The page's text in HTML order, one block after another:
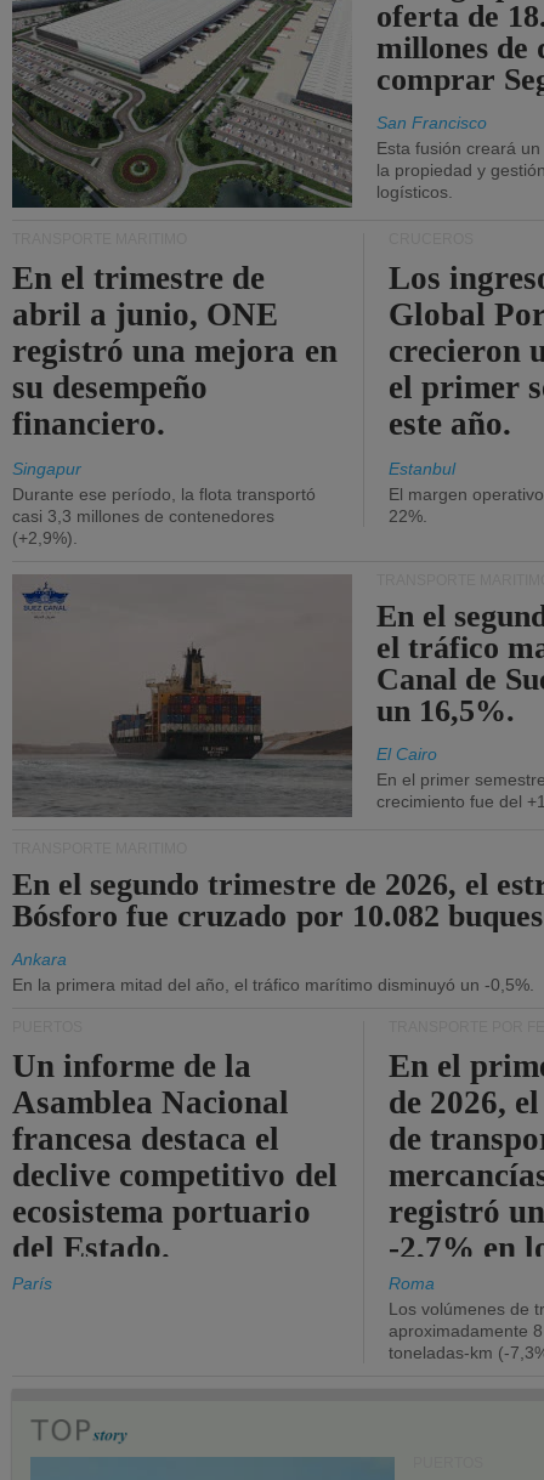
oferta de
millones de
comprar
San Francisco
Esta fusión creará
la propiedad y
logísticos.
En el trimestre de
abril a junio, ONE
registró una mejora en
su desempeño
financiero.
Singapur
Durante ese período, la flota transportó
casi 3,3 millones de contenedores
(+2,9%).
Los
Global
crecieron
el primer
este año.
Estanbul
El margen
22%.
En el
el tráfico
Canal de
un 16,5%.
El Cairo
En el primer
crecimiento fue del
En el segundo trimestre de 2026, el
Bósforo fue cruzado por 10.082
Ankara
En la primera mitad del año, el tráfico marítimo disminuyó un -0,5%.
Un informe de la
Asamblea Nacional
francesa destaca el
declive competitivo del
ecosistema portuario
del Estado.
París
En el
de 2026,
de
registró
-2,7% en
Roma
Los volúmenes de
aproximadamente
toneladas-km (-